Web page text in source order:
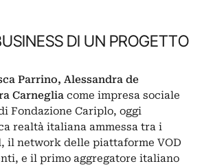
DI UN PROGETTO
Parrino, Alessandra de
Carneglia come impresa sociale
Fondazione Cariplo, oggi
realtà italiana ammessa tra i
il network delle piattaforme VOD
e il primo aggregatore italiano